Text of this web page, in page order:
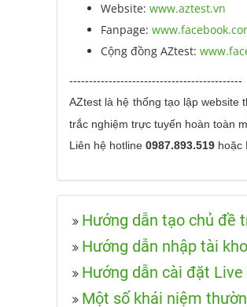
Website: www.aztest.vn
Fanpage:
Cộng đồng AZtest:
--------------------------------------------
AZtest là hệ thống tạo lập website
trắc nghiệm trực tuyến hoàn toàn
Liên hệ hotline 0987.893.519 hoặc
Hướng dẫn tạo chủ đề
Hướng dẫn nhập tài
Hướng dẫn cài đặt
Một số khái niệm